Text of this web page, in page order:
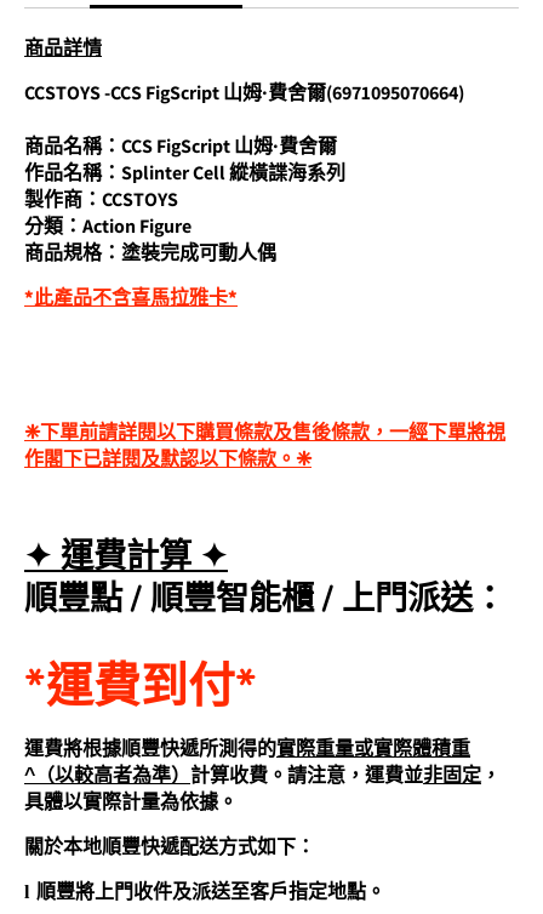
商品詳情
CCSTOYS -CCS FigScript 山姆·費舍爾(6971095070664)
商品名稱：CCS FigScript 山姆·費舍爾
作品名稱：Splinter Cell 縱橫諜海系列
製作商：CCSTOYS
分類：Action Figure
商品規格：塗裝完成可動人偶
*此產品不含喜馬拉雅卡*
❈下單前請詳閱以下購買條款及售後條款，一經下單將視
作閣下已詳閱及默認以下條款。❈
✦ 運費計算 ✦
順豐點 /順豐智能櫃/ 上門派送：
*運費到付*
運費將根據順豐快遞所測得的實際重量或實際體積重
^ （以較高者為準） 計算收費。請注意，運費並非固定 ，
具體以實際計量為依據。
關於本地順豐快遞配送方式如下：
l 順豐將上門收件及派送至客戶指定地點。